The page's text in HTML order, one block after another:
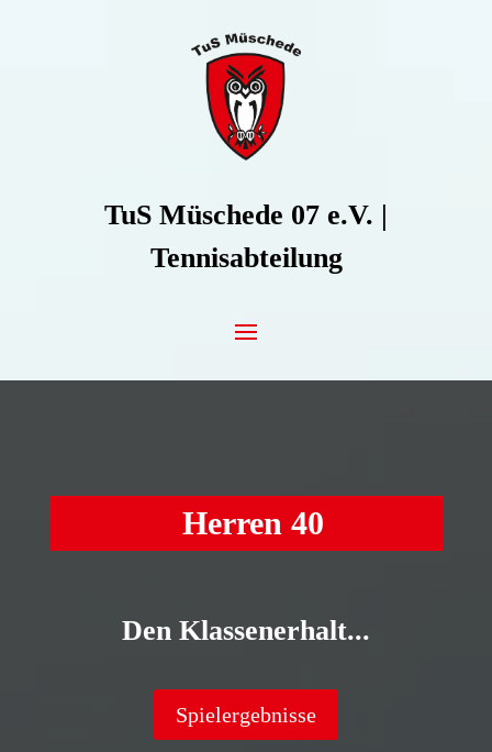
TuS Müschede 07 e.V. |
Tennisabteilung
Herren 40
Den Klassenerhalt...
Spielergebnisse